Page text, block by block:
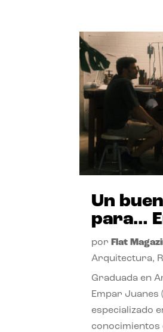
Un
para…
por Flat
Arquitectura,
Graduada en
Empar Juanes
especializado
conocimientos